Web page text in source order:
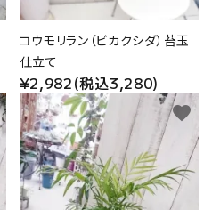
コウモリラン（ビカクシダ）苔玉
仕立て
¥2,982(税込3,280)
favorite